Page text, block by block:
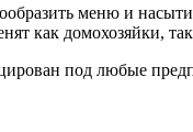
меню и
как домохозяйки,
под любые